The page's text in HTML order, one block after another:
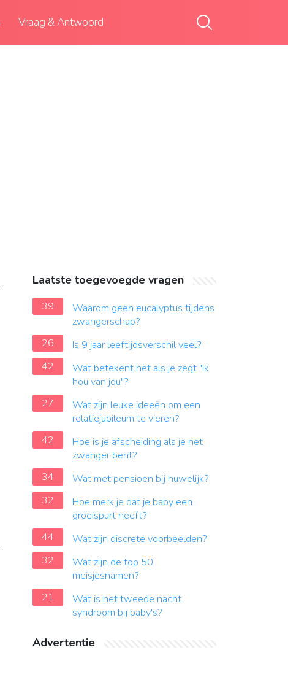
Vraag & Antwoord
Laatste toegevoegde vragen
39
Waarom geen eucalyptus tijdens
zwangerschap?
26
Is 9 jaar leeftijdsverschil veel?
42
Wat betekent het als je zegt "Ik
hou van jou"?
27
Wat zijn leuke ideeën om een
relatiejubileum te vieren?
42
Hoe is je afscheiding als je net
zwanger bent?
34
Wat met pensioen bij huwelijk?
32
Hoe merk je dat je baby een
groeispurt heeft?
44
Wat zijn discrete voorbeelden?
32
Wat zijn de top 50
meisjesnamen?
21
Wat is het tweede nacht
syndroom bij baby's?
Advertentie